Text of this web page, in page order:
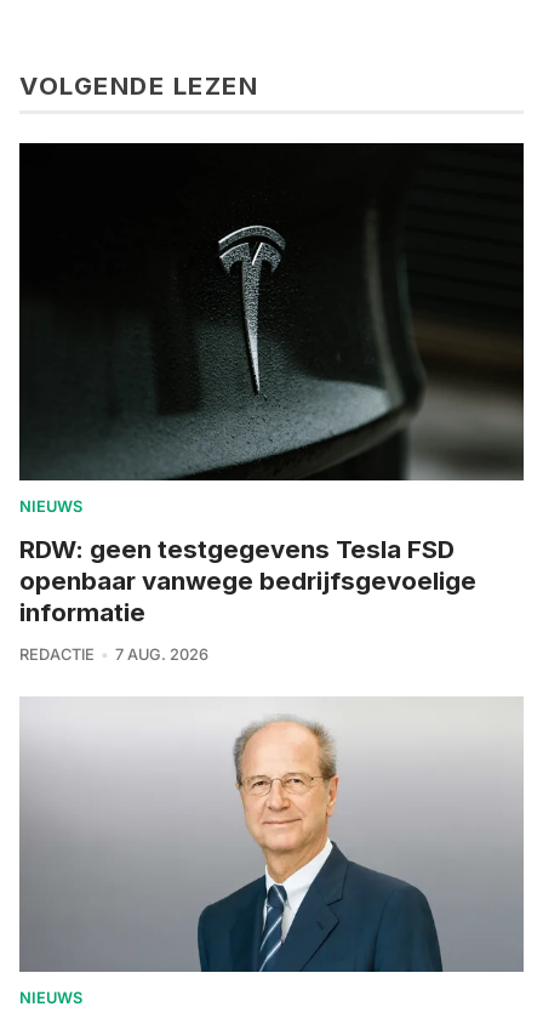
VOLGENDE LEZEN
NIEUWS
RDW: geen testgegevens Tesla FSD
openbaar vanwege bedrijfsgevoelige
informatie
REDACTIE 7 AUG. 2026
NIEUWS